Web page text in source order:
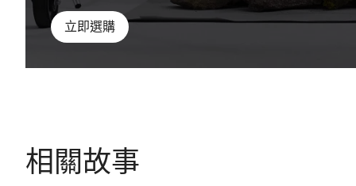
立即選購
相關故事